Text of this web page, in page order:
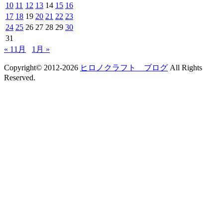
10 11 12 13 14 15 16
17 18 19 20 21 22 23
24 25 26 27 28 29 30
31
« 11月
1月 »
Copyright© 2012-2026 ヒロノクラフト ブログ All Rights
Reserved.